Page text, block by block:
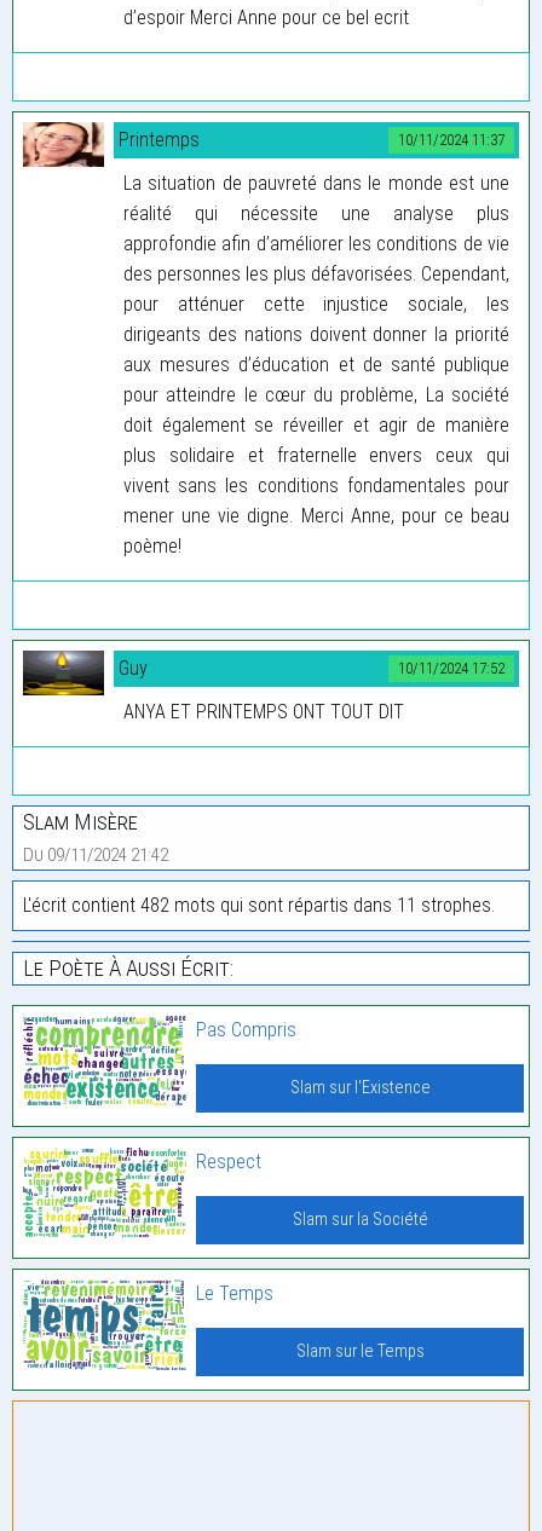
d’espoir Merci Anne pour ce bel ecrit
10/11/2024 11:37
Printemps
La situation de pauvreté dans le monde est une
réalité qui nécessite une analyse plus
approfondie afin d’améliorer les conditions de vie
des personnes les plus défavorisées. Cependant,
pour atténuer cette injustice sociale, les
dirigeants des nations doivent donner la priorité
aux mesures d’éducation et de santé publique
pour atteindre le cœur du problème, La société
doit également se réveiller et agir de manière
plus solidaire et fraternelle envers ceux qui
vivent sans les conditions fondamentales pour
mener une vie digne. Merci Anne, pour ce beau
poème!
10/11/2024 17:52
Guy
ANYA ET PRINTEMPS ONT TOUT DIT
Slam Misère
Du 09/11/2024 21:42
L'écrit contient 482 mots qui sont répartis dans 11 strophes.
Le Poète À Aussi Écrit:
Pas Compris
Slam sur l'Existence
Respect
Slam sur la Société
Le Temps
Slam sur le Temps